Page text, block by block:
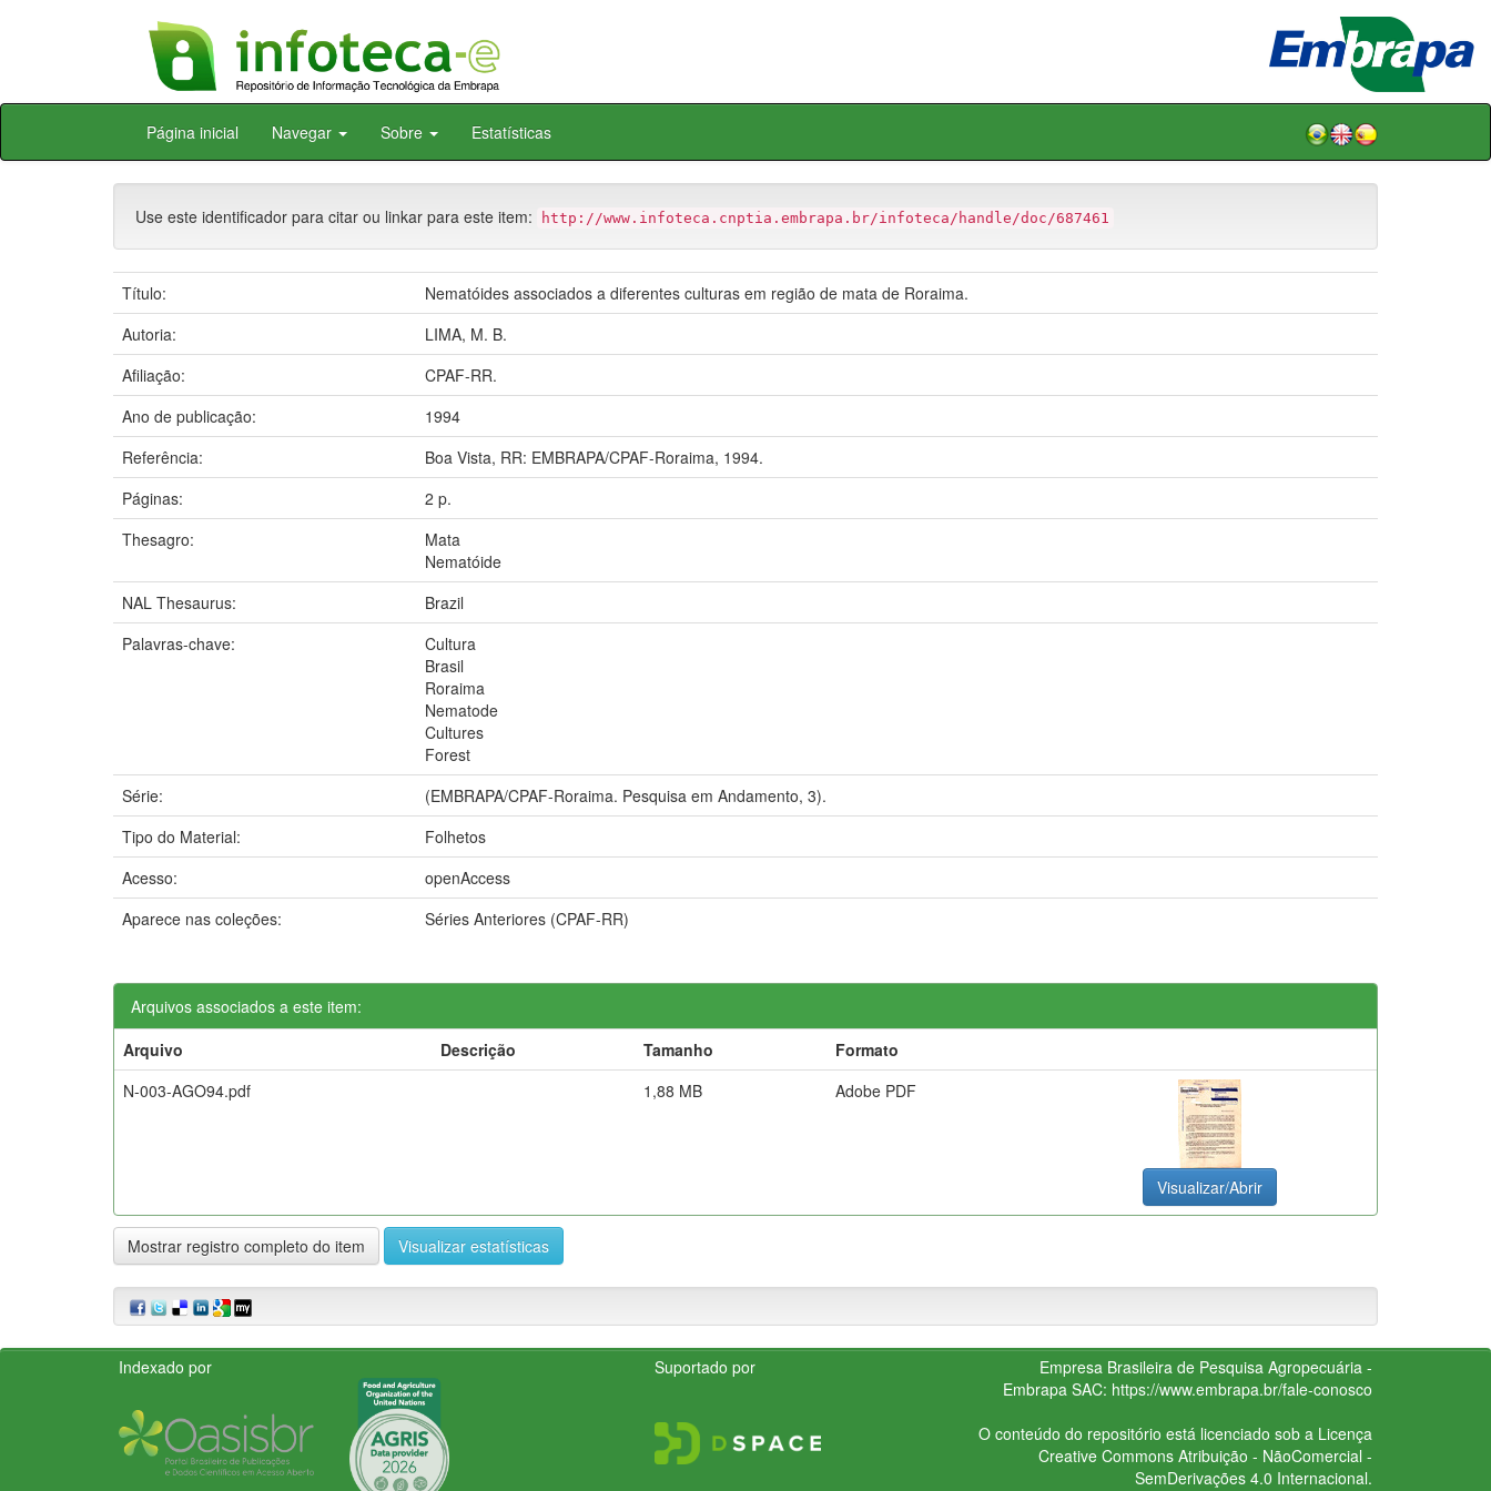
Skip
Página inicial Navegar Sobre Estatísticas
Use este identificador para citar ou linkar para este item: http://www.infoteca.cnptia.embrapa.br/infoteca/handle/doc/687461
Título:
Nematóides associados a diferentes culturas em região de mata de Roraima.
Autoria:
LIMA, M. B.
Afiliação:
CPAF-RR.
Ano de publicação:
1994
Referência:
Boa Vista, RR: EMBRAPA/CPAF-Roraima, 1994.
Páginas:
2 p.
Thesagro:
Mata
Nematóide
NAL Thesaurus:
Brazil
Palavras-chave:
Cultura
Brasil
Roraima
Nematode
Cultures
Forest
Série:
(EMBRAPA/CPAF-Roraima. Pesquisa em Andamento, 3).
Tipo do Material:
Folhetos
Acesso:
openAccess
Aparece nas coleções:
Séries Anteriores (CPAF-RR)
Arquivos associados a este item:
Arquivo
Descrição Tamanho
Formato
N-003-AGO94.pdf
1,88 MB Adobe PDF
Visualizar/Abrir
Mostrar registro completo do item Visualizar estatísticas
Indexado por Suportado por
Empresa Brasileira de Pesquisa Agropecuária -
Embrapa SAC: https://www.embrapa.br/fale-conosco
O conteúdo do repositório está licenciado sob a Licença
Creative CommonsAtribuição - NãoComercial -
SemDerivações 4.0 Internacional.